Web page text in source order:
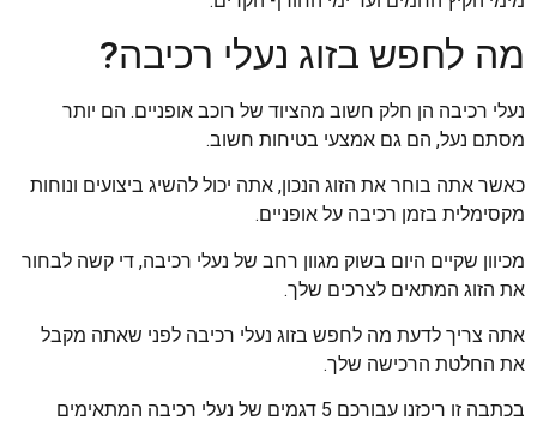
מה לחפש בזוג נעלי רכיבה?
נעלי רכיבה הן חלק חשוב מהציוד של רוכב אופניים. הם יותר
מסתם נעל, הם גם אמצעי בטיחות חשוב.
כאשר אתה בוחר את הזוג הנכון, אתה יכול להשיג ביצועים ונוחות
מקסימלית בזמן רכיבה על אופניים.
מכיוון שקיים היום בשוק מגוון רחב של נעלי רכיבה, די קשה לבחור
את הזוג המתאים לצרכים שלך.
אתה צריך לדעת מה לחפש בזוג נעלי רכיבה לפני שאתה מקבל
את החלטת הרכישה שלך.
בכתבה זו ריכזנו עבורכם 5 דגמים של נעלי רכיבה המתאימים